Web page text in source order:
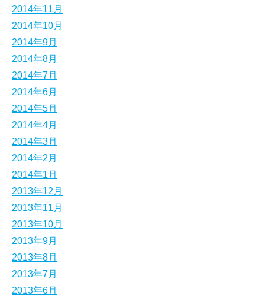
2014年11月
2014年10月
2014年9月
2014年8月
2014年7月
2014年6月
2014年5月
2014年4月
2014年3月
2014年2月
2014年1月
2013年12月
2013年11月
2013年10月
2013年9月
2013年8月
2013年7月
2013年6月